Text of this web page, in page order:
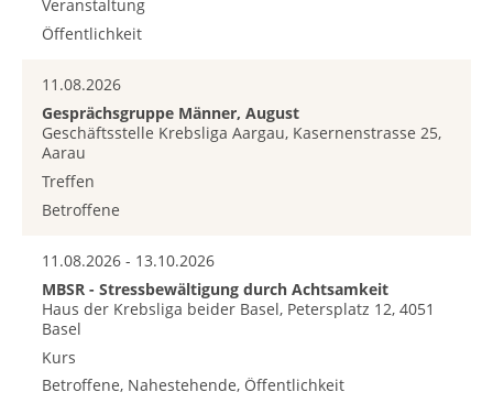
Veranstaltung
Öffentlichkeit
11.08.2026
Gesprächsgruppe Männer, August
Geschäftsstelle Krebsliga Aargau, Kasernenstrasse 25,
Aarau
Treffen
Betroffene
11.08.2026 - 13.10.2026
MBSR - Stressbewältigung durch Achtsamkeit
Haus der Krebsliga beider Basel, Petersplatz 12, 4051
Basel
Kurs
Betroffene, Nahestehende, Öffentlichkeit